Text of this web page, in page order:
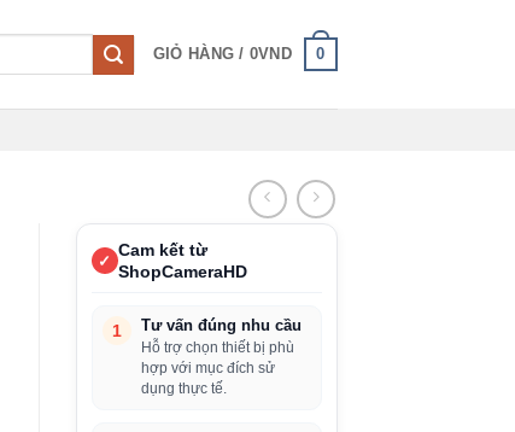
GIỎ HÀNG / 0VND 0
✓
Cam kết từ
ShopCameraHD
1
Tư vấn đúng nhu cầu
Hỗ trợ chọn thiết bị phù
hợp với mục đích sử
dụng thực tế.